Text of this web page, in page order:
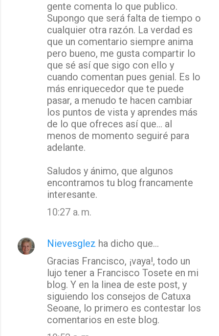
gente comenta lo que publico.
Supongo que será falta de tiempo o
cualquier otra razón. La verdad es
que un comentario siempre anima
pero bueno, me gusta compartir lo
que sé así que sigo con ello y
cuando comentan pues genial. Es lo
más enriquecedor que te puede
pasar, a menudo te hacen cambiar
los puntos de vista y aprendes más
de lo que ofreces así que... al
menos de momento seguiré para
adelante.
Saludos y ánimo, que algunos
encontramos tu blog francamente
interesante.
10:27 a. m.
Nievesglez ha dicho que…
Gracias Francisco, ¡vaya!, todo un
lujo tener a Francisco Tosete en mi
blog. Y en la linea de este post, y
siguiendo los consejos de Catuxa
Seoane, lo primero es contestar los
comentarios en este blog.